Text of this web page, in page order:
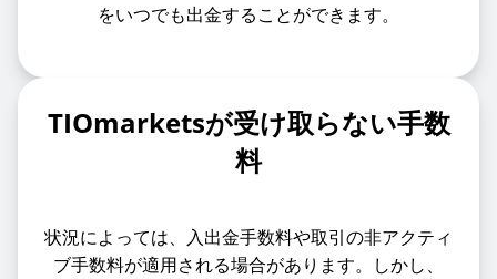
をいつでも出金することができます。
TIOmarketsが受け取らない手数
料
状況によっては、入出金手数料や取引の非アクティ
ブ手数料が適用される場合があります。しかし、